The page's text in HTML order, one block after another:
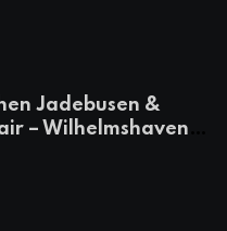
Jadebusen &
– Wilhelmshaven